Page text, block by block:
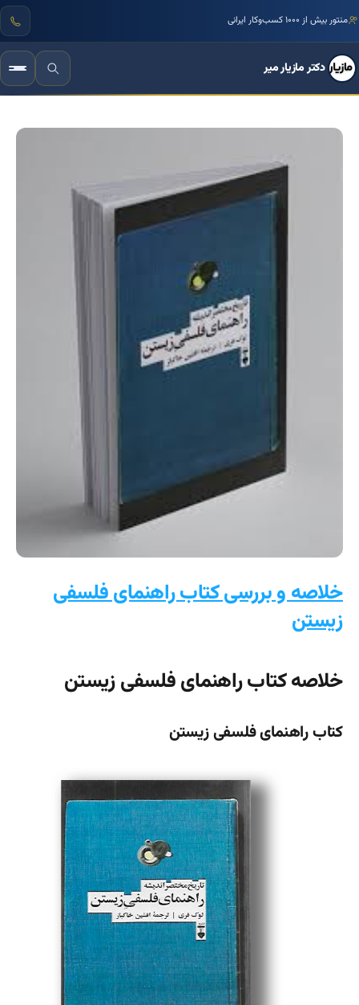
مرجع تخصصی زبان بدن و فنون مذاکره ایران
دکتر مازیار میر
خلاصه و بررسی کتاب راهنمای فلسفی
زیستن
خلاصه کتاب راهنمای فلسفی زیستن
کتاب راهنمای فلسفی زیستن